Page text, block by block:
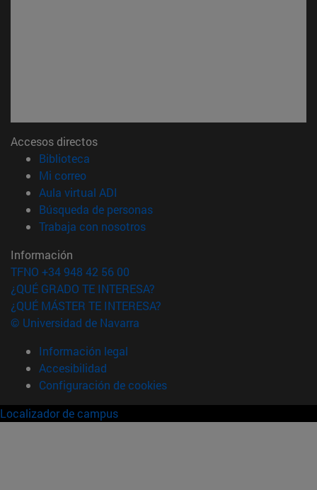
Accesos directos
Biblioteca
Mi correo(abre en nueva ventana)
Aula virtual ADI
Búsqueda de personas(abre en nueva ventana)
Trabaja con nosotros(abre en nueva ventana)
Información
TFNO +34 948 42 56 00
¿QUÉ GRADO TE INTERESA?
¿QUÉ MÁSTER TE INTERESA?
© Universidad de Navarra
Información legal
Accesibilidad
Configuración de cookies
Localizador de campus